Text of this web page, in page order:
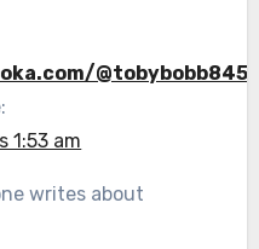
1:53 am
writes about